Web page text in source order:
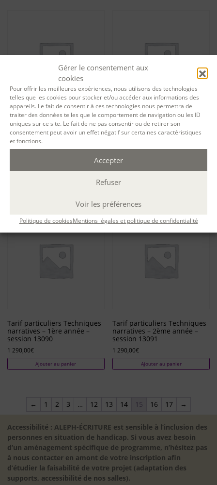
Gérer le consentement aux
cookies
Pour offrir les meilleures expériences, nous utilisons des technologies
telles que les cookies pour stocker et/ou accéder aux informations des
appareils. Le fait de consentir à ces technologies nous permettra de
traiter des données telles que le comportement de navigation ou les ID
uniques sur ce site. Le fait de ne pas consentir ou de retirer son
consentement peut avoir un effet négatif sur certaines caractéristiques
et fonctions.
Accepter
Refuser
Voir les préférences
Politique de cookiesMentions légales et politique de confidentialité
Tarif particuliers Résidence
pour participants avancés
dans la maison Roger Martin
du Gard (Orne) – ateliers,
1 290,00€
Tarif particuliers Résidence
pour participants avancés
dans la maison Roger Martin
1 490,00
Tarif particuliers Techniques
narratives – 1ère année –
session 13090
1 290,00€
Ajouter au panier
Tarif particuliers Techniques
narratives – 2ème année –
session 13091
1 290,00€
Ajouter au panier
← 1 2 3 … 12 13 14 15 16 17 →
Accessibilité : ALEPH-ÉCRITURE est sensible à l’inclusion des
personnes en situation de handicap. Si vous avez besoin
d’un aménagement spécifique de programme, n’hésitez pas
à nous contacter en amont de votre inscription afin
d’étudier la faisabilité de votre projet (adaptation des
supports, accessibilité de nos salles).